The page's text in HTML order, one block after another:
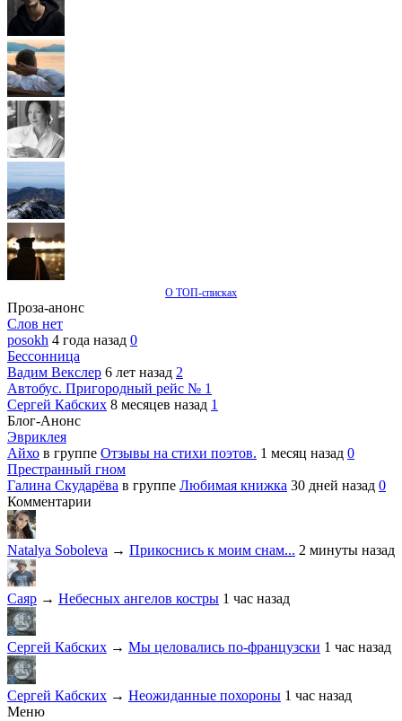
О ТОП-списках
Проза-анонс
Слов нет
posokh 4 года назад 0
Бессонница
Вадим Векслер 6 лет назад 2
Автобус. Пригородный рейс № 1
Сергей Кабских 8 месяцев назад 1
Блог-Анонс
Эвриклея
Айхо в группе Отзывы на стихи поэтов. 1 месяц назад 0
Престранный гном
Галина Скударёва в группе Любимая книжка 30 дней назад 0
Комментарии
Natalya Soboleva → Прикоснись к моим снам... 2 минуты назад
Саяр → Небесных ангелов костры 1 час назад
Сергей Кабских → Мы целовались по-французски 1 час назад
Сергей Кабских → Неожиданные похороны 1 час назад
Меню